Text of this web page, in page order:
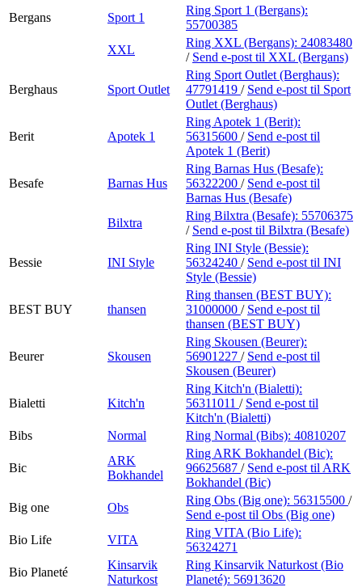
Bergans
Sport 1
Ring Sport 1 (Bergans):
55700385
XXL
Ring XXL (Bergans): 24083480
/ Send e-post til XXL (Bergans)
Berghaus Sport Outlet
Ring Sport Outlet (Berghaus):
47791419 / Send e-post til Sport
Outlet (Berghaus)
Berit Apotek 1
Ring Apotek 1 (Berit):
56315600 / Send e-post til
Apotek 1 (Berit)
Besafe Barnas Hus
Ring Barnas Hus (Besafe):
56322200 / Send e-post til
Barnas Hus (Besafe)
Bilxtra
Ring Bilxtra (Besafe): 55706375
/ Send e-post til Bilxtra (Besafe)
Bessie INI Style
Ring INI Style (Bessie):
56324240 / Send e-post til INI
Style (Bessie)
BEST BUY thansen
Ring thansen (BEST BUY):
31000000 / Send e-post til
thansen (BEST BUY)
Beurer Skousen
Ring Skousen (Beurer):
56901227 / Send e-post til
Skousen (Beurer)
Bialetti Kitch'n
Ring Kitch'n (Bialetti):
56311011 / Send e-post til
Kitch'n (Bialetti)
Bibs
Normal Ring Normal (Bibs): 40810207
Bic
ARK
Bokhandel
Ring ARK Bokhandel (Bic):
96625687 / Send e-post til ARK
Bokhandel (Bic)
Big one
Obs
Ring Obs (Big one): 56315500 /
Send e-post til Obs (Big one)
Bio Life
VITA
Ring VITA (Bio Life):
56324271
Bio Planeté
Kinsarvik
Naturkost
Ring Kinsarvik Naturkost (Bio
Planeté): 56913620